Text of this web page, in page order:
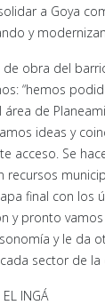
a Goya
y
de obra del
“hemos
área de
ideas y
acceso. Se
recursos
final con los
y pronto
y le da
sector de la
EL INGÁ